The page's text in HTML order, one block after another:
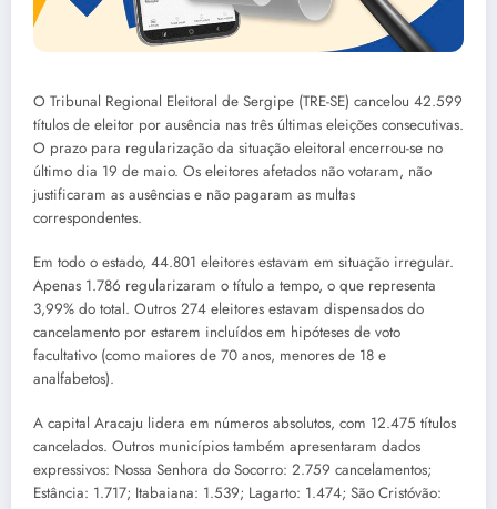
O Tribunal Regional Eleitoral de Sergipe (TRE-SE) cancelou 42.599
títulos de eleitor por ausência nas três últimas eleições consecutivas.
O prazo para regularização da situação eleitoral encerrou-se no
último dia 19 de maio. Os eleitores afetados não votaram, não
justificaram as ausências e não pagaram as multas
correspondentes.
Em todo o estado, 44.801 eleitores estavam em situação irregular.
Apenas 1.786 regularizaram o título a tempo, o que representa
3,99% do total. Outros 274 eleitores estavam dispensados do
cancelamento por estarem incluídos em hipóteses de voto
facultativo (como maiores de 70 anos, menores de 18 e
analfabetos).
A capital Aracaju lidera em números absolutos, com 12.475 títulos
cancelados. Outros municípios também apresentaram dados
expressivos: Nossa Senhora do Socorro: 2.759 cancelamentos;
Estância: 1.717; Itabaiana: 1.539; Lagarto: 1.474; São Cristóvão: